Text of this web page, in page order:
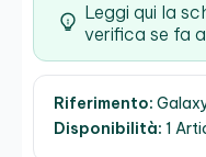
Leggi qui la
verifica se fa
Riferimento:
Disponibilità: 1